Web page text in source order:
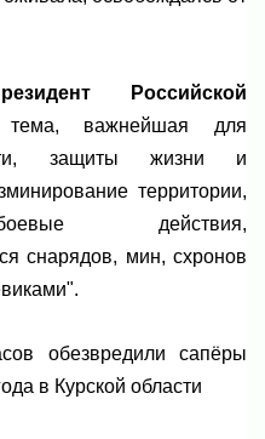
Российской
важнейшая для
защиты жизни и
территории,
действия,
снарядов, мин, схронов
обезвредили сапёры
в Курской области